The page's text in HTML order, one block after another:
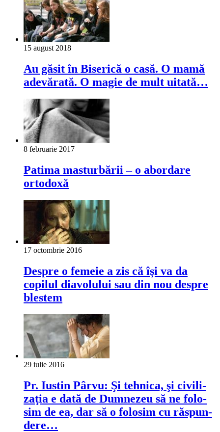
15 august 2018
Au găsit în Biserică o casă. O mamă
adevărată. O magie de mult uitată…
8 februarie 2017
Patima masturbării – o abordare
ortodoxă
17 octombrie 2016
Despre o femeie a zis că îşi va da
copilul diavolului sau din nou despre
blestem
29 iulie 2016
Pr. Iustin Pârvu: Şi teh­nica, şi civi­li­
za­ţia e dată de Dum­ne­zeu să ne folo­
sim de ea, dar să o folo­sim cu răs­pun­
dere…